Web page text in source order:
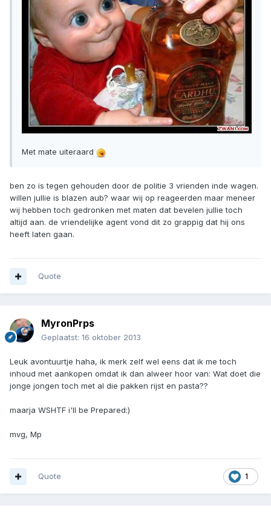
Met mate uiteraard
ben zo is tegen gehouden door de politie 3 vrienden inde wagen.
willen jullie is blazen aub? waar wij op reageerden maar meneer
wij hebben toch gedronken met maten dat bevelen jullie toch
altijd aan. de vriendelijke agent vond dit zo grappig dat hij ons
heeft laten gaan.
Quote
MyronPrps
Geplaatst: 16 oktober 2013
Leuk avontuurtje haha, ik merk zelf wel eens dat ik me toch
inhoud met aankopen omdat ik dan alweer hoor van: Wat doet die
jonge jongen toch met al die pakken rijst en pasta??
maarja WSHTF i'll be Prepared:)
mvg, Mp
1
Quote